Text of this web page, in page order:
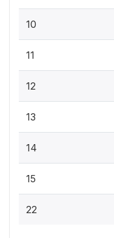
10
11
12
13
14
15
22